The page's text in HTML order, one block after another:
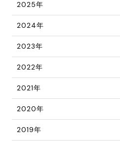
2025年
2024年
2023年
2022年
2021年
2020年
2019年